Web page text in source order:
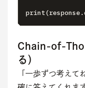
Chain-of-
る）
「一歩ずつ考えて